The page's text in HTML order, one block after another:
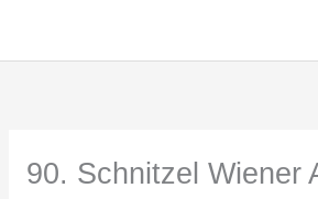
90. Schnitzel Wiener